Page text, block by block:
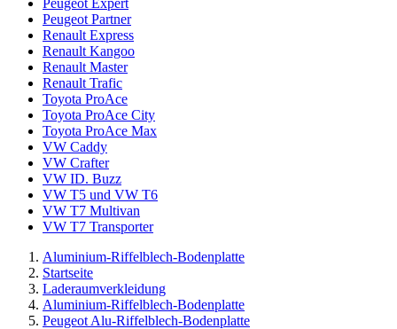
Peugeot Partner
Renault Express
Renault Kangoo
Renault Master
Renault Trafic
Toyota ProAce
Toyota ProAce City
Toyota ProAce Max
VW Caddy
VW Crafter
VW ID. Buzz
VW T5 und VW T6
VW T7 Multivan
VW T7 Transporter
Aluminium-Riffelblech-Bodenplatte
Startseite
Laderaumverkleidung
Aluminium-Riffelblech-Bodenplatte
Peugeot Alu-Riffelblech-Bodenplatte